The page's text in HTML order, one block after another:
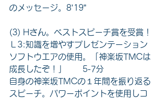
のメッセージ。8’19”
(3) Hさん。ベストスピーチ賞を受賞！
Ｌ3:知識を増やすプレゼンテーション
ソフトウエアの使用。「神楽坂TMCは
成長したぞ！」　　5-7分
自身の神楽坂TMCの１年間を振り返る
スピーチ。パワーポイントを使用しコ